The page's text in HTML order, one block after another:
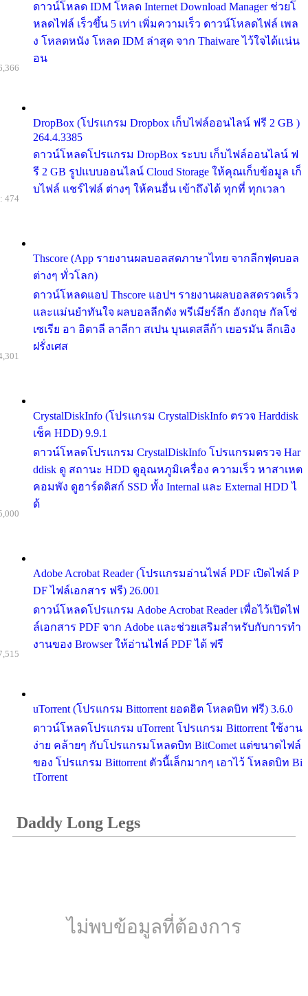
ดาวน์โหลด IDM โหลด Internet Download Manager ช่วยโ
หลดไฟล์ เร็วขึ้น 5 เท่า เพิ่มความเร็ว ดาวน์โหลดไฟล์ เพล
ง โหลดหนัง โหลด IDM ล่าสุด จาก Thaiware ไว้ใจได้แน่น
อน
DropBox (โปรแกรม Dropbox เก็บไฟล์ออนไลน์ ฟรี 2 GB )
264.4.3385
ดาวน์โหลดโปรแกรม DropBox ระบบ เก็บไฟล์ออนไลน์ ฟ
รี 2 GB รูปแบบออนไลน์ Cloud Storage ให้คุณเก็บข้อมูล เก็
บไฟล์ แชร์ไฟล์ ต่างๆ ให้คนอื่น เข้าถึงได้ ทุกที่ ทุกเวลา
Thscore (App รายงานผลบอลสดภาษาไทย จากลีกฟุตบอล
ต่างๆ ทั่วโลก)
ดาวน์โหลดแอป Thscore แอปฯ รายงานผลบอลสดรวดเร็ว
และแม่นยำทันใจ ผลบอลลีกดัง พรีเมียร์ลีก อังกฤษ กัลโช่
เซเรีย อา อิตาลี ลาลีกา สเปน บุนเดสลีก้า เยอรมัน ลีกเอิง
ฝรั่งเศส
474
CrystalDiskInfo (โปรแกรม CrystalDiskInfo ตรวจ Harddisk
เช็ค HDD) 9.9.1
ดาวน์โหลดโปรแกรม CrystalDiskInfo โปรแกรมตรวจ Har
ddisk ดู สถานะ HDD ดูอุณหภูมิเครื่อง ความเร็ว หาสาเหต
คอมพัง ดูฮาร์ดดิสก์ SSD ทั้ง Internal และ External HDD ไ
ด้
Adobe Acrobat Reader (โปรแกรมอ่านไฟล์ PDF เปิดไฟล์ P
DF ไฟล์เอกสาร ฟรี) 26.001
ดาวน์โหลดโปรแกรม Adobe Acrobat Reader เพื่อไว้เปิดไฟ
ล์เอกสาร PDF จาก Adobe และช่วยเสริมสำหรับกับการทำ
งานของ Browser ให้อ่านไฟล์ PDF ได้ ฟรี
uTorrent (โปรแกรม Bittorrent ยอดฮิต โหลดบิท ฟรี) 3.6.0
ดาวน์โหลดโปรแกรม uTorrent โปรแกรม Bittorrent ใช้งาน
ง่าย คล้ายๆ กับโปรแกรมโหลดบิท BitComet แต่ขนาดไฟล์
ของ โปรแกรม Bittorrent ตัวนี้เล็กมากๆ เอาไว้ โหลดบิท Bi
tTorrent
Daddy Long Legs
ไม่พบข้อมูลที่ต้องการ